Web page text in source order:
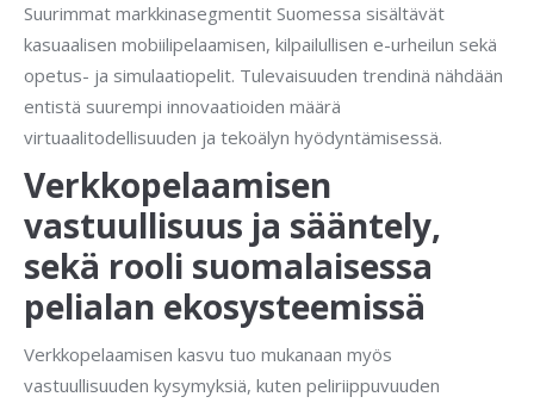
Suurimmat markkinasegmentit Suomessa sisältävät
kasuaalisen mobiilipelaamisen, kilpailullisen e-urheilun sekä
opetus- ja simulaatiopelit. Tulevaisuuden trendinä nähdään
entistä suurempi innovaatioiden määrä
virtuaalitodellisuuden ja tekoälyn hyödyntämisessä.
Verkkopelaamisen
vastuullisuus ja sääntely,
sekä rooli suomalaisessa
pelialan ekosysteemissä
Verkkopelaamisen kasvu tuo mukanaan myös
vastuullisuuden kysymyksiä, kuten peliriippuvuuden